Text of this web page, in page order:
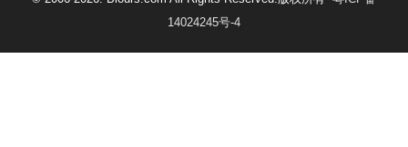
14024245号-4